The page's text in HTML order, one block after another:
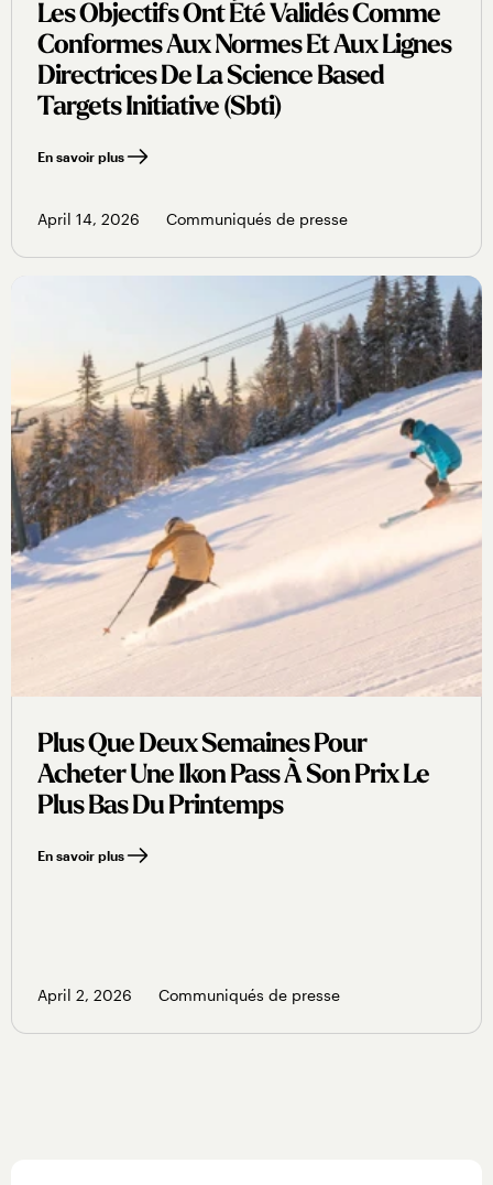
Les Objectifs Ont Été Validés Comme
Conformes Aux Normes Et Aux Lignes
Directrices De La Science Based
Targets Initiative (sbti)
En savoir plus
April 14, 2026 Communiqués de presse
Plus Que Deux Semaines Pour
Acheter Une Ikon Pass À Son Prix Le
Plus Bas Du Printemps
En savoir plus
April 2, 2026 Communiqués de presse